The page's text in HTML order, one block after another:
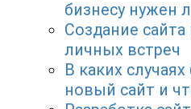
бизнесу нужен
Создание
личных встреч
В каких
новый сайт и